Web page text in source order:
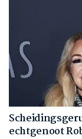
echtgenoot